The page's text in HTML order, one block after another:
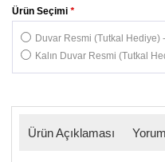
*
Ürün Seçimi
Duvar Resmi (Tutkal Hediye)
Kalın Duvar Resmi (Tutkal
Ürün Açıklaması